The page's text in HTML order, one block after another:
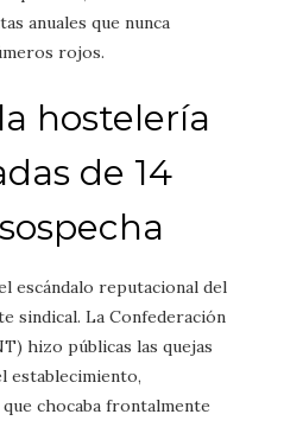
anuales que nunca
rojos.
hostelería
de 14
escándalo reputacional del
sindical. La Confederación
hizo públicas las quejas
establecimiento,
chocaba frontalmente